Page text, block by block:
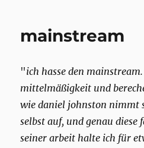
mainstream
"ich hasse den
mittelmäßigkeit und
wie daniel johnston nimmt
selbst auf, und genau
seiner arbeit halte ich für